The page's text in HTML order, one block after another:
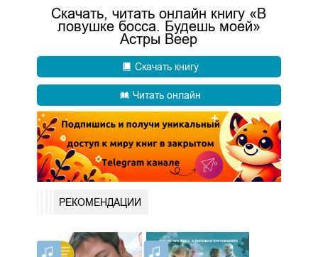
Скачать, читать онлайн книгу «В
ловушке босса. Будешь моей»
Астры Веер
Скачать книгу
Читать онлайн
РЕКОМЕНДАЦИИ